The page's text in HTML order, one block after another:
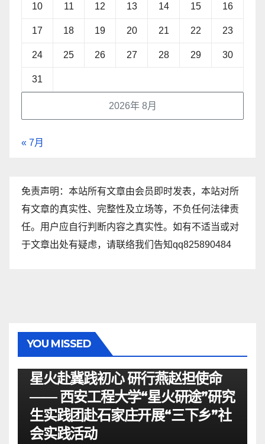
2026年 8月
10 11 12 13 14 15 16
17 18 19 20 21 22 23
24 25 26 27 28 29 30
31
« 7月
免责声明：本站所有文章由会员即时发表，本站对所
有文章的真实性、完整性及立场等，不负任何法律责
任。用户应自行判断内容之真实性。如有不适当或对
于文章出处有疑虑，请联络我们告知qq825890484
YOU MISSED
星火赴冀践初心 研行燕赵担使命
—— 西安工程大学“星火研途”研究
生实践团赴石家庄开展“三下乡”社
会实践活动